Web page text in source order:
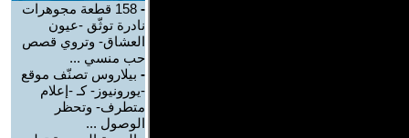
-
158 قطعة مجوهرات
نادرة توثّق -عيون
العشاق- وتروي قصص
حب منسي ...
- بيلاروس تصنّف موقع
-يورونيوز- كـ -إعلام
متطرف- وتحظر
الوصول ...